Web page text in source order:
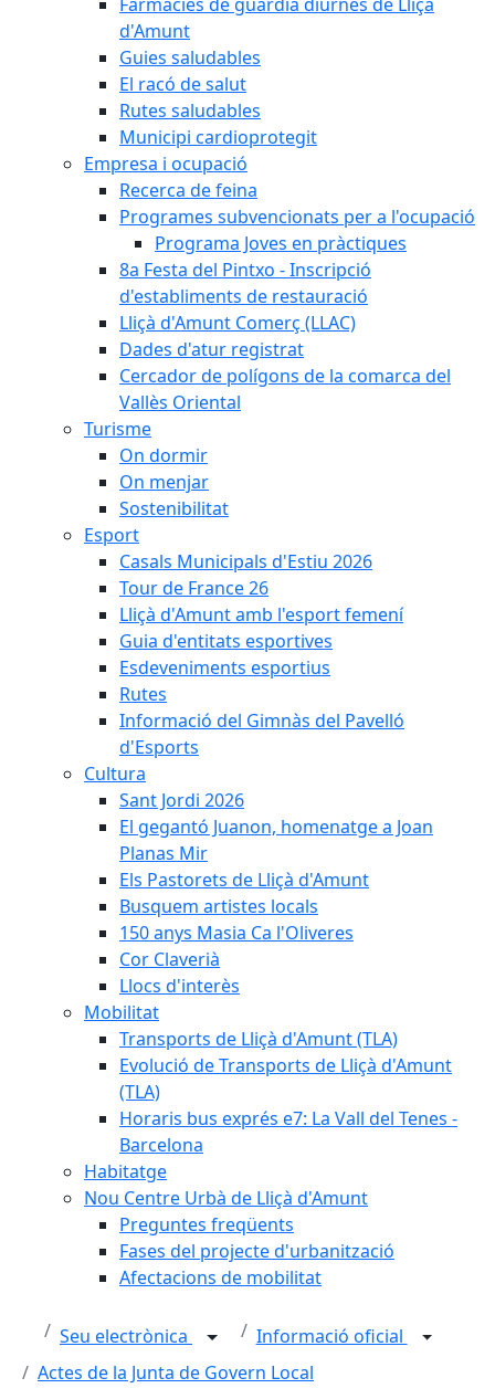
d'Amunt
Guies saludables
El racó de salut
Rutes saludables
Municipi cardioprotegit
Empresa i ocupació
Recerca de feina
Programes subvencionats per a l'ocupació
Programa Joves en pràctiques
8a Festa del Pintxo - Inscripció
d'establiments de restauració
Lliçà d'Amunt Comerç (LLAC)
Dades d'atur registrat
Cercador de polígons de la comarca del
Vallès Oriental
Turisme
On dormir
On menjar
Sostenibilitat
Esport
Casals Municipals d'Estiu 2026
Tour de France 26
Lliçà d'Amunt amb l'esport femení
Guia d'entitats esportives
Esdeveniments esportius
Rutes
Informació del Gimnàs del Pavelló
d'Esports
Cultura
Sant Jordi 2026
El gegantó Juanon, homenatge a Joan
Planas Mir
Els Pastorets de Lliçà d'Amunt
Busquem artistes locals
150 anys Masia Ca l'Oliveres
Cor Claverià
Llocs d'interès
Mobilitat
Transports de Lliçà d'Amunt (TLA)
Evolució de Transports de Lliçà d'Amunt
(TLA)
Horaris bus exprés e7: La Vall del Tenes -
Barcelona
Habitatge
Nou Centre Urbà de Lliçà d'Amunt
Preguntes freqüents
Fases del projecte d'urbanització
Afectacions de mobilitat
Seu electrònica
Informació oficial
Actes de la Junta de Govern Local